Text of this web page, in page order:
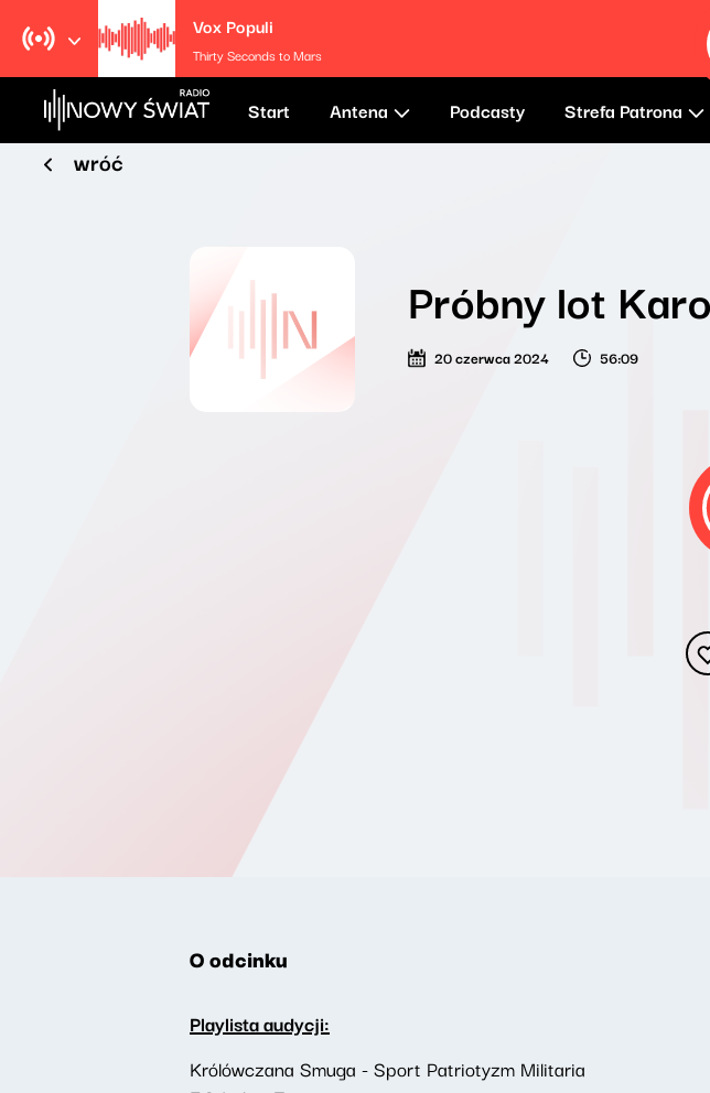
Vox Populi
Thirty Seconds to Mars
Start Antena Podcasty Strefa Patrona
wróć
Próbny lot
20 czerwca 2024 56:09
O odcinku
Playlista audycji:
Królówczana Smuga - Sport Patriotyzm Militaria